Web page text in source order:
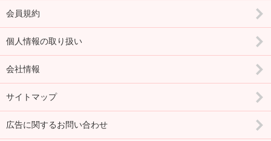
会員規約
個人情報の取り扱い
会社情報
サイトマップ
広告に関するお問い合わせ